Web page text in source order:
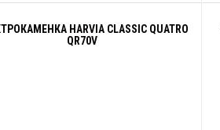
HARVIA CLASSIC QUATRO
QR70V